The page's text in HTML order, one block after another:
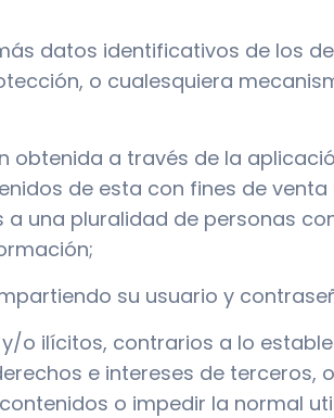
datos identificativos de los
o cualesquiera
obtenida a través de la
de esta con fines de
una pluralidad de personas
su usuario y
o ilícitos, contrarios a lo
e intereses de terceros,
o impedir la normal